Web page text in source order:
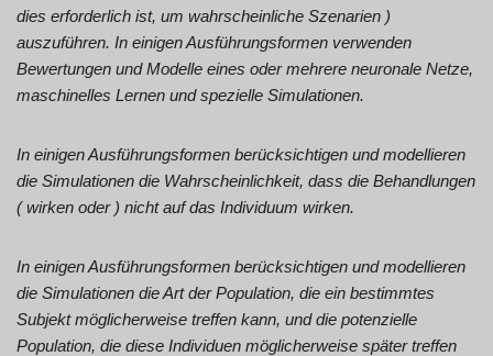
dies erforderlich ist, um wahrscheinliche Szenarien )
auszuführen. In einigen Ausführungsformen verwenden
Bewertungen und Modelle eines oder mehrere neuronale Netze,
maschinelles Lernen und spezielle Simulationen.
In einigen Ausführungsformen berücksichtigen und modellieren
die Simulationen die Wahrscheinlichkeit, dass die Behandlungen
( wirken oder ) nicht auf das Individuum wirken.
In einigen Ausführungsformen berücksichtigen und modellieren
die Simulationen die Art der Population, die ein bestimmtes
Subjekt möglicherweise treffen kann, und die potenzielle
Population, die diese Individuen möglicherweise später treffen